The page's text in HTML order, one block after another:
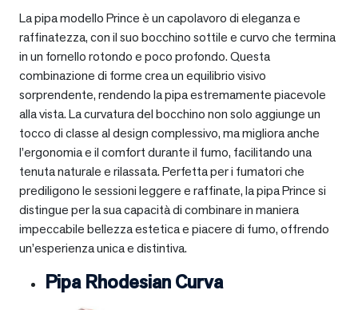
La pipa modello Prince è un capolavoro di eleganza e
raffinatezza, con il suo bocchino sottile e curvo che termina
in un fornello rotondo e poco profondo. Questa
combinazione di forme crea un equilibrio visivo
sorprendente, rendendo la pipa estremamente piacevole
alla vista. La curvatura del bocchino non solo aggiunge un
tocco di classe al design complessivo, ma migliora anche
l’ergonomia e il comfort durante il fumo, facilitando una
tenuta naturale e rilassata. Perfetta per i fumatori che
prediligono le sessioni leggere e raffinate, la pipa Prince si
distingue per la sua capacità di combinare in maniera
impeccabile bellezza estetica e piacere di fumo, offrendo
un’esperienza unica e distintiva.
Pipa Rhodesian Curva